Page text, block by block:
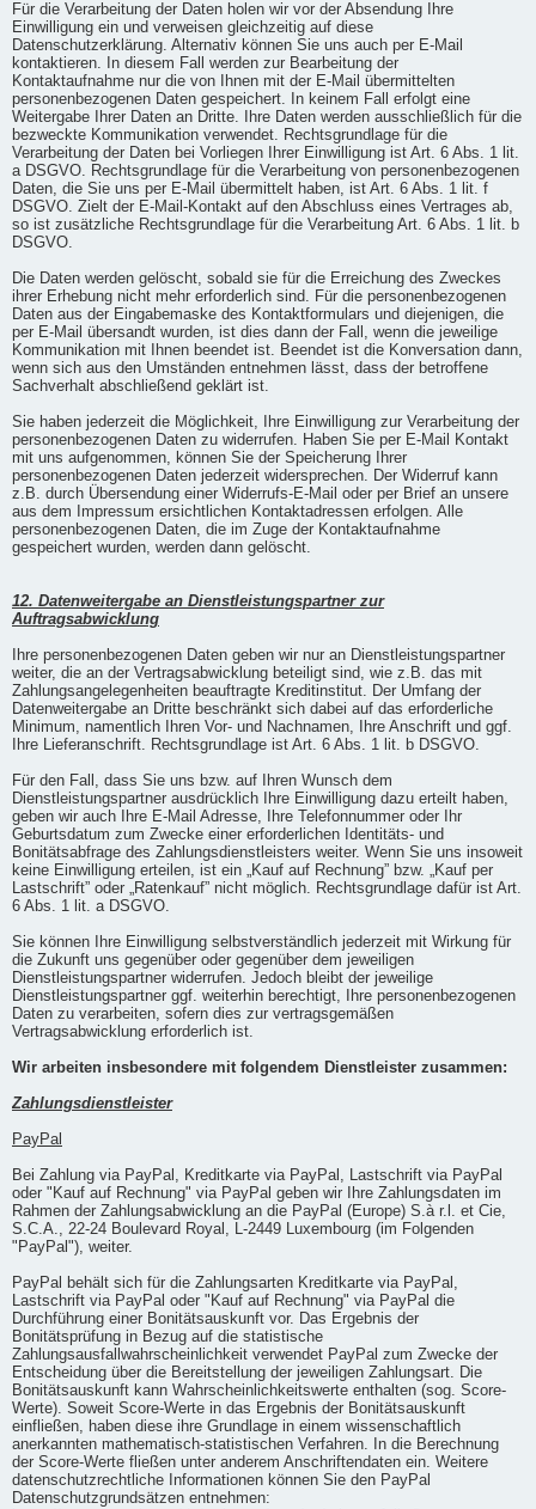
Für die Verarbeitung der Daten holen wir vor der Absendung Ihre
Einwilligung ein und verweisen gleichzeitig auf diese
Datenschutzerklärung. Alternativ können Sie uns auch per E-Mail
kontaktieren. In diesem Fall werden zur Bearbeitung der
Kontaktaufnahme nur die von Ihnen mit der E-Mail übermittelten
personenbezogenen Daten gespeichert. In keinem Fall erfolgt eine
Weitergabe Ihrer Daten an Dritte. Ihre Daten werden ausschließlich für die
bezweckte Kommunikation verwendet. Rechtsgrundlage für die
Verarbeitung der Daten bei Vorliegen Ihrer Einwilligung ist Art. 6 Abs. 1 lit.
a DSGVO. Rechtsgrundlage für die Verarbeitung von personenbezogenen
Daten, die Sie uns per E-Mail übermittelt haben, ist Art. 6 Abs. 1 lit. f
DSGVO. Zielt der E-Mail-Kontakt auf den Abschluss eines Vertrages ab,
so ist zusätzliche Rechtsgrundlage für die Verarbeitung Art. 6 Abs. 1 lit. b
DSGVO.
Die Daten werden gelöscht, sobald sie für die Erreichung des Zweckes
ihrer Erhebung nicht mehr erforderlich sind. Für die personenbezogenen
Daten aus der Eingabemaske des Kontaktformulars und diejenigen, die
per E-Mail übersandt wurden, ist dies dann der Fall, wenn die jeweilige
Kommunikation mit Ihnen beendet ist. Beendet ist die Konversation dann,
wenn sich aus den Umständen entnehmen lässt, dass der betroffene
Sachverhalt abschließend geklärt ist.
Sie haben jederzeit die Möglichkeit, Ihre Einwilligung zur Verarbeitung der
personenbezogenen Daten zu widerrufen. Haben Sie per E-Mail Kontakt
mit uns aufgenommen, können Sie der Speicherung Ihrer
personenbezogenen Daten jederzeit widersprechen. Der Widerruf kann
z.B. durch Übersendung einer Widerrufs-E-Mail oder per Brief an unsere
aus dem Impressum ersichtlichen Kontaktadressen erfolgen. Alle
personenbezogenen Daten, die im Zuge der Kontaktaufnahme
gespeichert wurden, werden dann gelöscht.
12. Datenweitergabe an Dienstleistungspartner zur
Auftragsabwicklung
Ihre personenbezogenen Daten geben wir nur an Dienstleistungspartner
weiter, die an der Vertragsabwicklung beteiligt sind, wie z.B. das mit
Zahlungsangelegenheiten beauftragte Kreditinstitut. Der Umfang der
Datenweitergabe an Dritte beschränkt sich dabei auf das erforderliche
Minimum, namentlich Ihren Vor- und Nachnamen, Ihre Anschrift und ggf.
Ihre Lieferanschrift. Rechtsgrundlage ist Art. 6 Abs. 1 lit. b DSGVO.
Für den Fall, dass Sie uns bzw. auf Ihren Wunsch dem
Dienstleistungspartner ausdrücklich Ihre Einwilligung dazu erteilt haben,
geben wir auch Ihre E-Mail Adresse, Ihre Telefonnummer oder Ihr
Geburtsdatum zum Zwecke einer erforderlichen Identitäts- und
Bonitätsabfrage des Zahlungsdienstleisters weiter. Wenn Sie uns insoweit
keine Einwilligung erteilen, ist ein „Kauf auf Rechnung” bzw. „Kauf per
Lastschrift” oder „Ratenkauf” nicht möglich. Rechtsgrundlage dafür ist Art.
6 Abs. 1 lit. a DSGVO.
Sie können Ihre Einwilligung selbstverständlich jederzeit mit Wirkung für
die Zukunft uns gegenüber oder gegenüber dem jeweiligen
Dienstleistungspartner widerrufen. Jedoch bleibt der jeweilige
Dienstleistungspartner ggf. weiterhin berechtigt, Ihre personenbezogenen
Daten zu verarbeiten, sofern dies zur vertragsgemäßen
Vertragsabwicklung erforderlich ist.
Wir arbeiten insbesondere mit folgendem Dienstleister zusammen:
Zahlungsdienstleister
PayPal
Bei Zahlung via PayPal, Kreditkarte via PayPal, Lastschrift via PayPal
oder "Kauf auf Rechnung" via PayPal geben wir Ihre Zahlungsdaten im
Rahmen der Zahlungsabwicklung an die PayPal (Europe) S.à r.l. et Cie,
S.C.A., 22-24 Boulevard Royal, L-2449 Luxembourg (im Folgenden
"PayPal"), weiter.
PayPal behält sich für die Zahlungsarten Kreditkarte via PayPal,
Lastschrift via PayPal oder "Kauf auf Rechnung" via PayPal die
Durchführung einer Bonitätsauskunft vor. Das Ergebnis der
Bonitätsprüfung in Bezug auf die statistische
Zahlungsausfallwahrscheinlichkeit verwendet PayPal zum Zwecke der
Entscheidung über die Bereitstellung der jeweiligen Zahlungsart. Die
Bonitätsauskunft kann Wahrscheinlichkeitswerte enthalten (sog. Score-
Werte). Soweit Score-Werte in das Ergebnis der Bonitätsauskunft
einfließen, haben diese ihre Grundlage in einem wissenschaftlich
anerkannten mathematisch-statistischen Verfahren. In die Berechnung
der Score-Werte fließen unter anderem Anschriftendaten ein. Weitere
datenschutzrechtliche Informationen können Sie den PayPal
Datenschutzgrundsätzen entnehmen: